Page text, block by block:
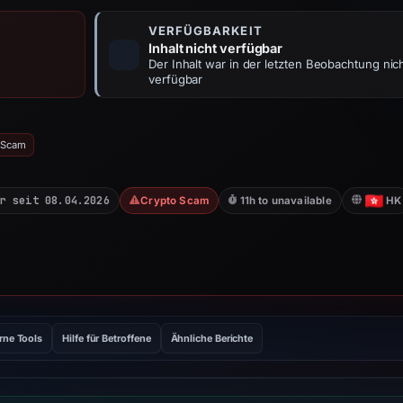
VERFÜGBARKEIT
Inhalt nicht verfügbar
Der Inhalt war in der letzten Beobachtung
verfügbar
seit 08.04.2026 Crypto Scam 11h to unavailable HK
Tools Hilfe für Betroffene Ähnliche Berichte